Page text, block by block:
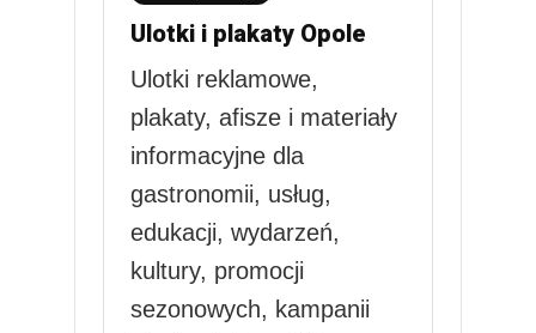
Ulotki i plakaty Opole
Ulotki reklamowe,
plakaty, afisze i materiały
informacyjne dla
gastronomii, usług,
edukacji, wydarzeń,
kultury, promocji
sezonowych, kampanii